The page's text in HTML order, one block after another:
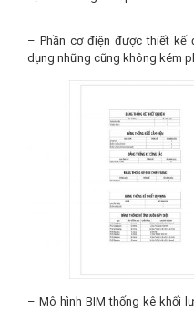
– Phần cơ điện được thiết
dụng những cũng không kém
– Mô hình BIM thống kê khối